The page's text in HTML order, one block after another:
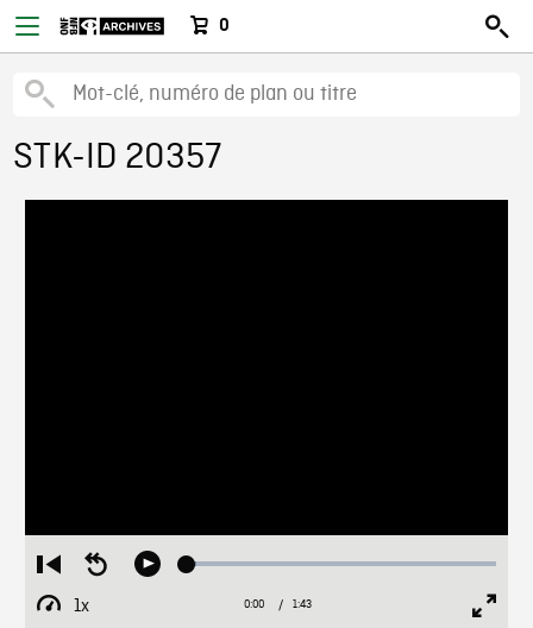
0
STK-ID 20357
Restart
from
beginning
Seek
Play Loaded:
1x
Playback
Current
0:00 / Duration
1:43